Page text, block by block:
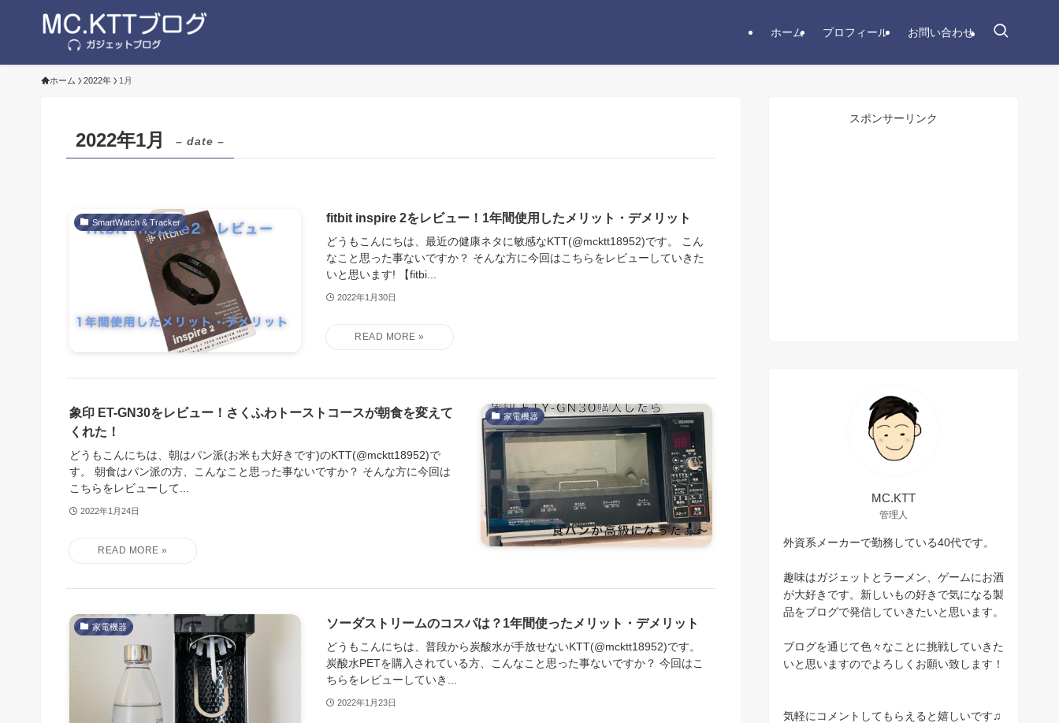
ホーム プロフィール お問い合わせ
ホーム 2022年 1月
2022年1月 – date –
SmartWatch & Tracker fitbit inspire 2をレビュー！1年間使用したメリット・デメリット
どうもこんにちは、最近の健康ネタに敏感なKTT(@mcktt18952)です。 こん
なこと思った事ないですか？ そんな方に今回はこちらをレビューしていきた
いと思います! 【fitbi...
2022年1月30日
家電機器
象印 ET-GN30をレビュー！さくふわトーストコースが朝食を変えて
くれた！
どうもこんにちは、朝はパン派(お米も大好きです)のKTT(@mcktt18952)で
す。 朝食はパン派の方、こんなこと思った事ないですか？ そんな方に今回は
こちらをレビューして...
2022年1月24日
家電機器 ソーダストリームのコスパは？1年間使ったメリット・デメリット
どうもこんにちは、普段から炭酸水が手放せないKTT(@mcktt18952)です。
炭酸水PETを購入されている方、こんなこと思った事ないですか？ 今回はこ
ちらをレビューしていき...
2022年1月23日
スポンサーリンク
MC.KTT
管理人
外資系メーカーで勤務している40代です。
趣味はガジェットとラーメン、ゲームにお酒
が大好きです。新しいもの好きで気になる製
品をブログで発信していきたいと思います。
ブログを通じて色々なことに挑戦していきた
いと思いますのでよろしくお願い致します！
気軽にコメントしてもらえると嬉しいです♫